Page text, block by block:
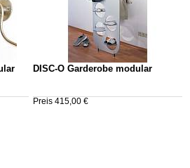
DISC-O Garderobe modular
Preis 415,00 €